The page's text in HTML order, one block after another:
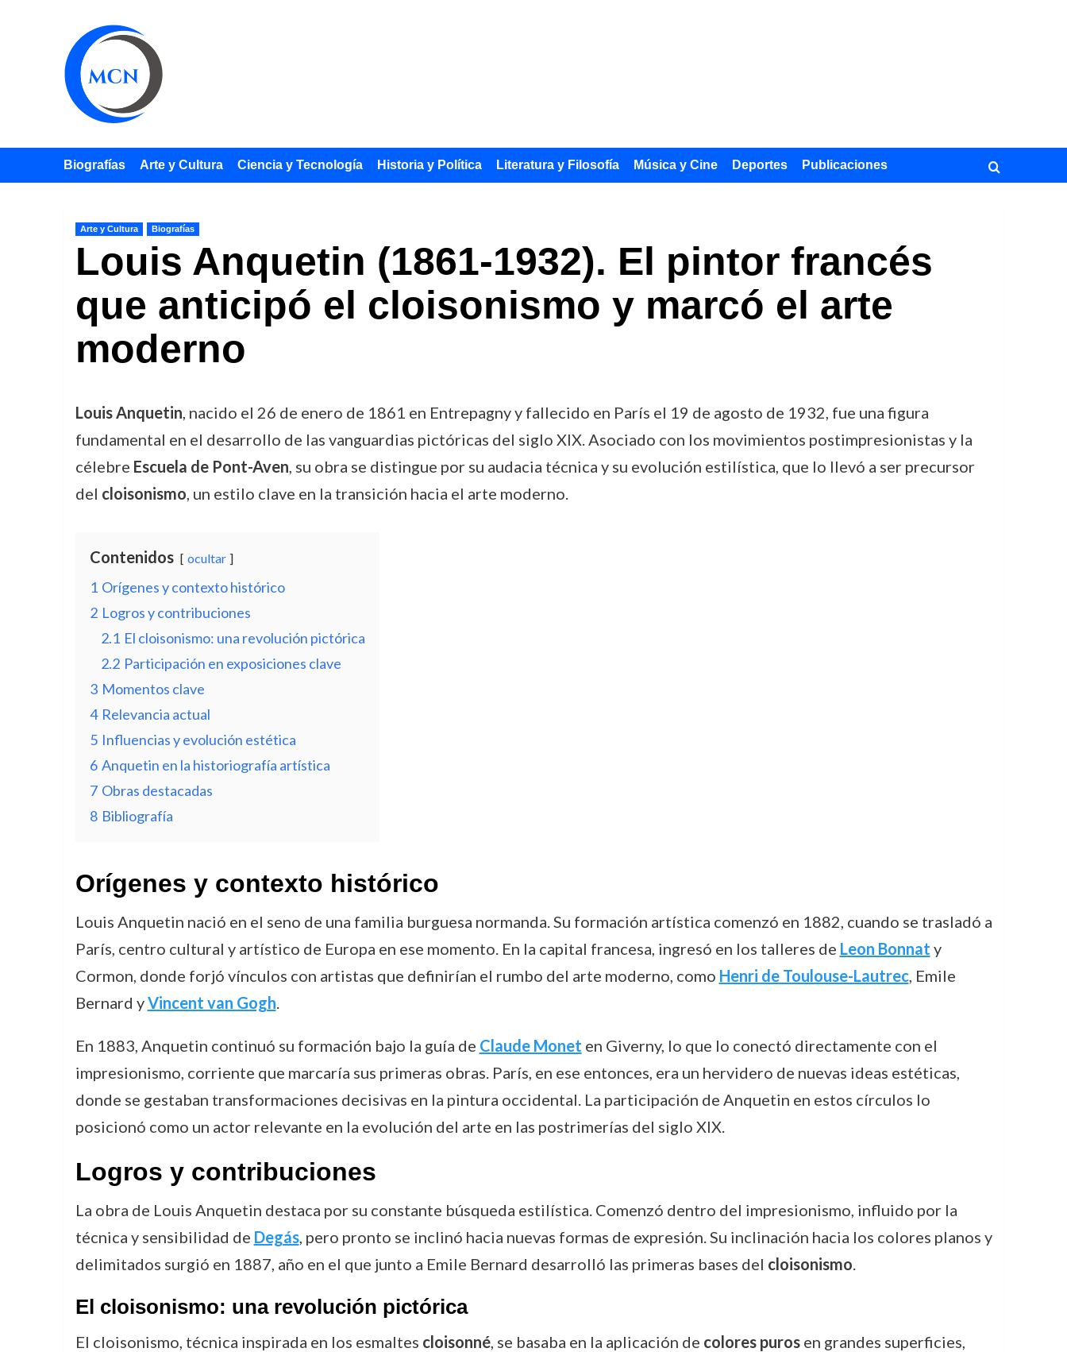
Biografías Arte y Cultura Ciencia y Tecnología Historia y Política Literatura y Filosofía Música y Cine Deportes Publicaciones
Arte y Cultura Biografías
Louis Anquetin (1861-1932). El pintor francés
que anticipó el cloisonismo y marcó el arte
moderno
Louis Anquetin, nacido el 26 de enero de 1861 en Entrepagny y fallecido en París el 19 de agosto de 1932, fue una figura
fundamental en el desarrollo de las vanguardias pictóricas del siglo XIX. Asociado con los movimientos postimpresionistas y la
célebre Escuela de Pont-Aven, su obra se distingue por su audacia técnica y su evolución estilística, que lo llevó a ser precursor
del cloisonismo, un estilo clave en la transición hacia el arte moderno.
Contenidos ocultar
1 Orígenes y contexto histórico
2 Logros y contribuciones
2.1 El cloisonismo: una revolución pictórica
2.2 Participación en exposiciones clave
3 Momentos clave
4 Relevancia actual
5 Influencias y evolución estética
6 Anquetin en la historiografía artística
7 Obras destacadas
8 Bibliografía
Orígenes y contexto histórico
Louis Anquetin nació en el seno de una familia burguesa normanda. Su formación artística comenzó en 1882, cuando se trasladó a
París, centro cultural y artístico de Europa en ese momento. En la capital francesa, ingresó en los talleres de Leon Bonnat y
Cormon, donde forjó vínculos con artistas que definirían el rumbo del arte moderno, como Henri de Toulouse-Lautrec, Emile
Bernard yVincent van Gogh.
En 1883, Anquetin continuó su formación bajo la guía de Claude Monet en Giverny, lo que lo conectó directamente con el
impresionismo, corriente que marcaría sus primeras obras. París, en ese entonces, era un hervidero de nuevas ideas estéticas,
donde se gestaban transformaciones decisivas en la pintura occidental. La participación de Anquetin en estos círculos lo
posicionó como un actor relevante en la evolución del arte en las postrimerías del siglo XIX.
Logros y contribuciones
La obra de Louis Anquetin destaca por su constante búsqueda estilística. Comenzó dentro del impresionismo, influido por la
técnica y sensibilidad de Degás, pero pronto se inclinó hacia nuevas formas de expresión. Su inclinación hacia los colores planos y
delimitados surgió en 1887, año en el que junto a Emile Bernard desarrolló las primeras bases del cloisonismo.
El cloisonismo: una revolución pictórica
El cloisonismo, técnica inspirada en los esmaltes cloisonné, se basaba en la aplicación de colores purosen grandes superficies,